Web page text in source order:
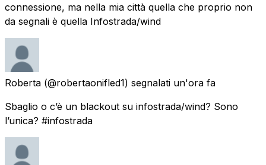
connessione, ma nella mia città quella che proprio non
da segnali è quella Infostrada/wind
Roberta (@robertaonifled1) segnalati un'ora fa
Sbaglio o c’è un blackout su infostrada/wind? Sono
l’unica? #infostrada